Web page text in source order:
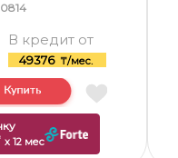
В кредит от
49376 ₸/мес.
x 12 мес